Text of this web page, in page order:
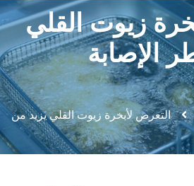
زيوت القلي
الإصابة
التعرض لأبخرة زيوت القلي يزيد من